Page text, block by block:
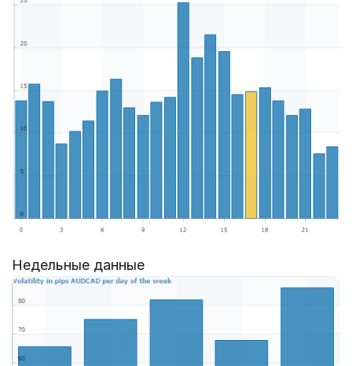
Недельные данные